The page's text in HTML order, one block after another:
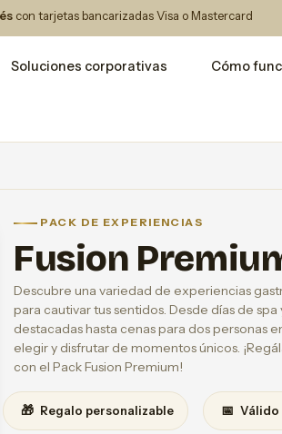
con tarjetas bancarizadas Visa o Mastercard
Soluciones corporativas Cómo
PACK DE EXPERIENCIAS
Fusion
Descubre una variedad de experiencias
para cautivar tus sentidos. Desde días de
destacadas hasta cenas para dos personas
elegir y disfrutar de momentos únicos.
con el Pack Fusion Premium!
🎁 Regalo personalizable 📅 Válido